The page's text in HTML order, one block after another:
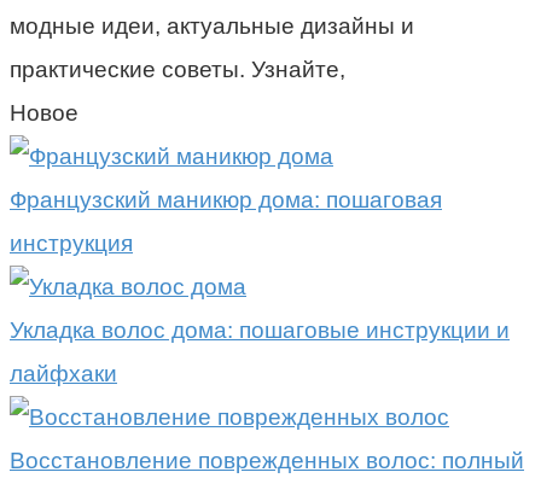
модные идеи, актуальные дизайны и
практические советы. Узнайте,
Новое
Французский маникюр дома: пошаговая
инструкция
Укладка волос дома: пошаговые инструкции и
лайфхаки
Восстановление поврежденных волос: полный